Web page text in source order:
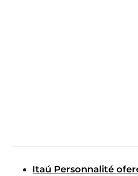
Itaú Personnalité